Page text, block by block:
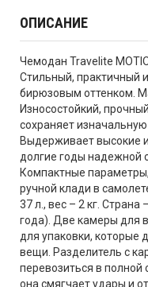
ОПИСАНИЕ
Чемодан Travelite
Стильный, практичный
бирюзовым оттенком.
Износостойкий,
сохраняет
Выдерживает высокие
долгие годы надежной
Компактные
ручной клади в
37 л., вес – 2 кг.
года). Две камеры для
для упаковки, которые
вещи. Разделитель с
перевозиться в полной
она смягчает удары и